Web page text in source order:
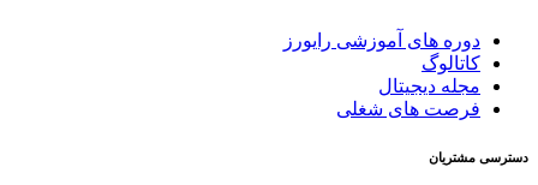
دوره های آموزشی رایورز
کاتالوگ
مجله دیجیتال
فرصت های شغلی
دسترسی مشتریان